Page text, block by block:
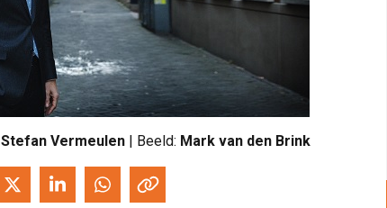
Stefan Vermeulen| Beeld: Mark van den Brink